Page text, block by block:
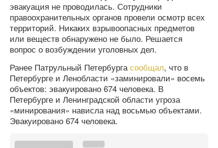
эвакуация не проводилась. Сотрудники
правоохранительных органов провели осмотр всех
территорий. Никаких взрывоопасных предметов
или веществ обнаружено не было. Решается
вопрос о возбуждении уголовных дел.
Ранее Патрульный Петербургасообщал, что в
Петербурге и Ленобласти «заминировали» восемь
объектов: эвакуировано 674 человека. В
Петербурге и Ленинградской области угроза
«минирования» нависла над восьмью объектами.
Эвакуировано 674 человека.